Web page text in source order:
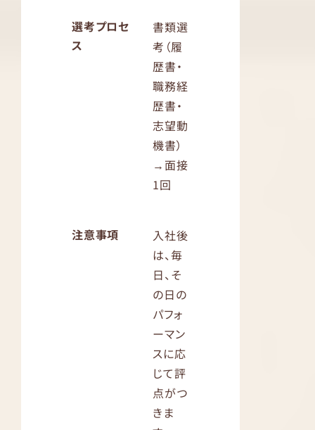
選考プロセ
ス
書類選
考（履
歴書・
職務経
歴書・
志望動
機書）
→面接
1回
注意事項
入社後
は、毎
日、そ
の日の
パフォ
ーマン
スに応
じて評
点がつ
きま